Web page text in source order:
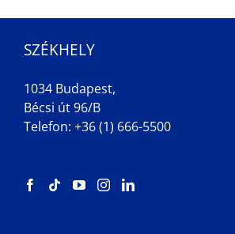
SZÉKHELY
1034 Budapest,
Bécsi út 96/B
Telefon: +36 (1) 666-5500